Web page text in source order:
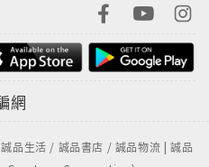
網
品生活 / 誠品書店 / 誠品物流 | 誠品